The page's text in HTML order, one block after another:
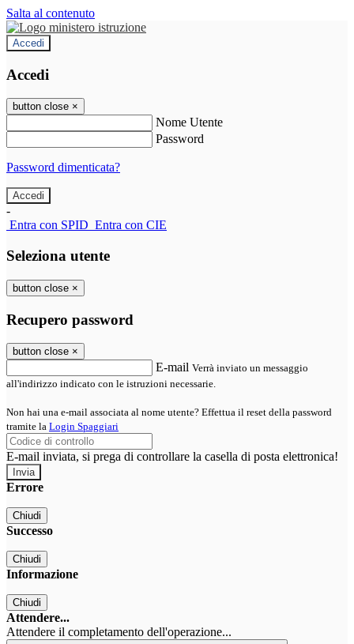
Salta al contenuto
Accedi
Accedi
button close ×
Nome Utente
Password
Password dimenticata?
-
Entra con SPID Entra con CIE
Seleziona utente
button close ×
Recupero password
button close ×
E-mail Verrà inviato un messaggio
all'indirizzo indicato con le istruzioni necessarie.
Non hai una e-mail associata al nome utente? Effettua il reset della password
tramite la Login Spaggiari
E-mail inviata, si prega di controllare la casella di posta elettronica!
Errore
Chiudi
Successo
Chiudi
Informazione
Chiudi
Attendere...
Attendere il completamento dell'operazione...